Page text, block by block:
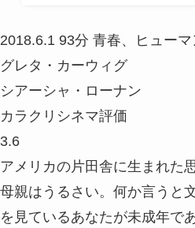
2018.6.1 93分 青春、ヒュー
グレタ・カーウィグ
シアーシャ・ローナン
カラクリシネマ評価
3.6
アメリカの片田舎に生まれた
母親はうるさい。何か言うと
を見ているあなたが未成年で